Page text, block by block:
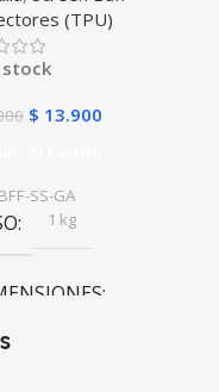
(TPU)
stock
$ 13.900
BFF-SS-GA
1 kg
× 20 cm